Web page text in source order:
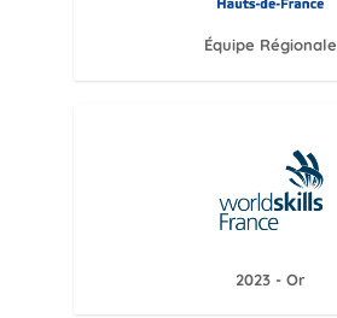
Équipe Régionale
2023 - Or